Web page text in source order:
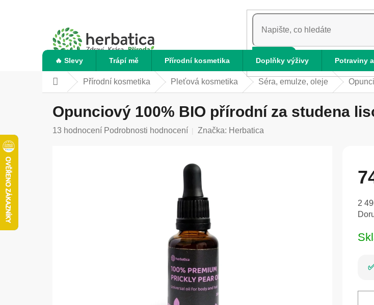
HLEDAT
🔥 Slevy Trápí mě Přírodní kosmetika Doplňky výživy Potraviny
Domů Přírodní kosmetika Pleťová kosmetika Séra, emulze, oleje
Opunciový 100% BIO přírodní za studena
Průměrné
13 hodnocení Podrobnosti hodnocení Značka: Herbatica
2